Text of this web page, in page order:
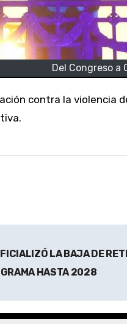
Del Congreso
LA BAJA DE
HASTA 2028